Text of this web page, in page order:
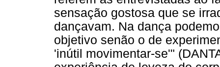
sensação gostosa que se
dançavam. Na dança
objetivo senão o de
'inútil movimentar-se'"